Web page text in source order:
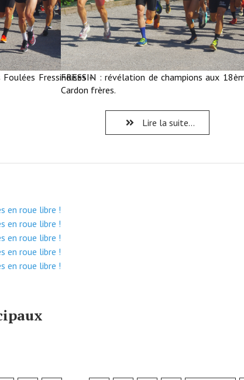
Fressinoises –
FRESSIN : révélation de champions aux
Cardon frères.
Lire la suite...
en roue libre !
en roue libre !
en roue libre !
en roue libre !
en roue libre !